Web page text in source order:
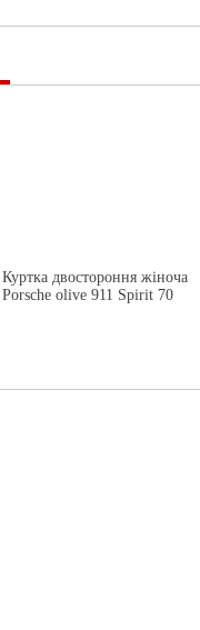
Куртка двостороння жіноча
Porsche olive 911 Spirit 70